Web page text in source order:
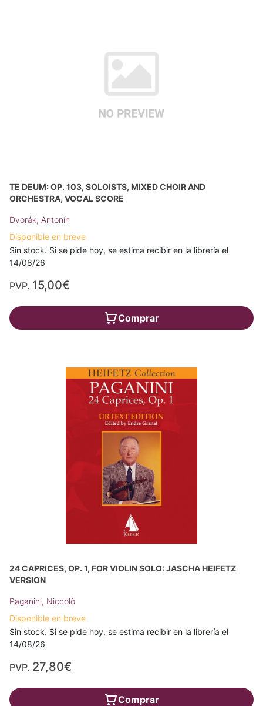
TE DEUM: OP. 103, SOLOISTS, MIXED CHOIR AND
ORCHESTRA, VOCAL SCORE
Dvorák, Antonín
Disponible en breve
Sin stock. Si se pide hoy, se estima recibir en la librería el
14/08/26
PVP. 15,00€
Comprar
24 CAPRICES, OP. 1, FOR VIOLIN SOLO: JASCHA HEIFETZ
VERSION
Paganini, Niccolò
Disponible en breve
Sin stock. Si se pide hoy, se estima recibir en la librería el
14/08/26
PVP. 27,80€
Comprar